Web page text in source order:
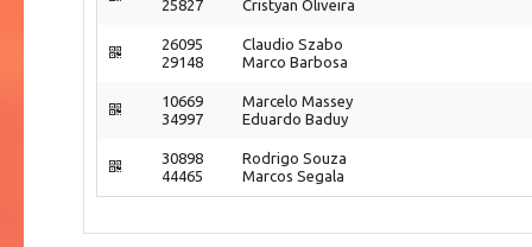
25827
Cristyan Oliveira
26095
29148
Claudio Szabo
Marco Barbosa
10669
34997
Marcelo Massey
Eduardo Baduy
30898
44465
Rodrigo Souza
Marcos Segala